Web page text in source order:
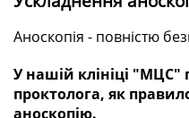
Аноскопія - повністю
У нашій клініці "МЦС"
проктолога, як
аноскопію.